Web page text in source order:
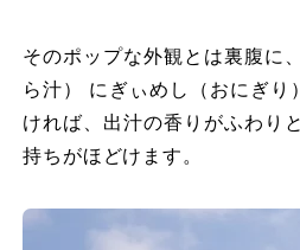
そのポップな外観とは裏腹に
ら汁） にぎぃめし（おにぎり
ければ、出汁の香りがふわり
持ちがほどけます。